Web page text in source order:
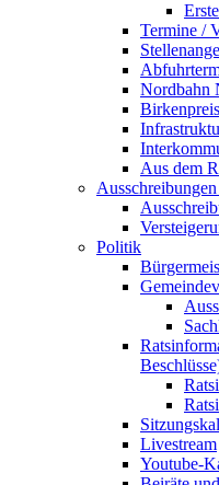
Termine /
Nordbahn
Aus dem
Politik
Livestream
Youtube-